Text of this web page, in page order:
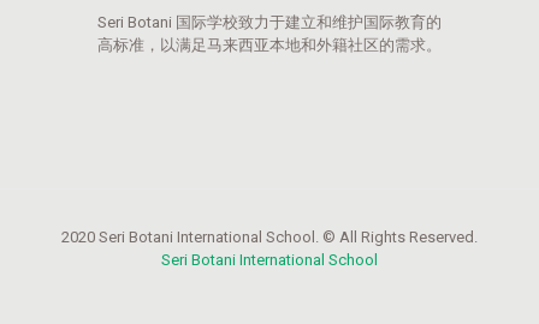
Seri Botani 国际学校致力于建立和维护国际教育的
高标准，以满足马来西亚本地和外籍社区的需求。
2020 Seri Botani International School. © All Rights Reserved.
Seri Botani International School